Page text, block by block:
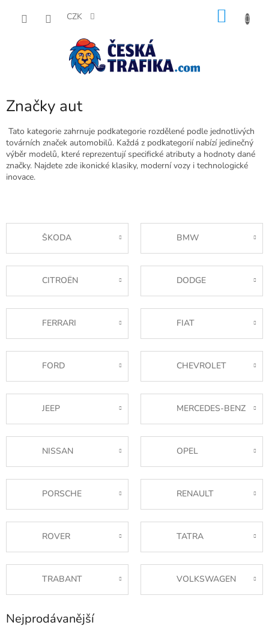
CZK
Značky aut
Tato kategorie zahrnuje podkategorie rozdělené podle jednotlivých
továrních značek automobilů. Každá z podkategorií nabízí jedinečný
výběr modelů, které reprezentují specifické atributy a hodnoty dané
značky. Najdete zde ikonické klasiky, moderní vozy i technologické
inovace.
ŠKODA BMW
CITROËN DODGE
FERRARI FIAT
FORD CHEVROLET
JEEP MERCEDES-BENZ
NISSAN OPEL
PORSCHE RENAULT
ROVER TATRA
TRABANT VOLKSWAGEN
Nejprodávanější